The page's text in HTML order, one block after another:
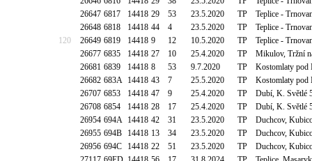
26647 6817 14418 29 53 23.5.2020 TP
Teplice -
26648 6818 14418 44 4 23.5.2020 TP
Teplice -
120
26649 6819 14418 9 12 10.5.2020 TP
Teplice -
26677 6835 14418 27 10 25.4.2020 TP
Mikulov, Tržní
26681 6839 14418 8 53 9.7.2020 TP
Kostomlaty pod
26682 683A 14418 43 7 25.5.2020 TP
Kostomlaty pod
26707 6853 14418 47 9 25.4.2020 TP
Dubí, K. Světlé
26708 6854 14418 28 17 25.4.2020 TP
Dubí, K. Světlé
26954 694A 14418 42 31 23.5.2020 TP
Duchcov,
26955 694B 14418 13 34 23.5.2020 TP
Duchcov,
26956 694C 14418 22 51 23.5.2020 TP
Duchcov,